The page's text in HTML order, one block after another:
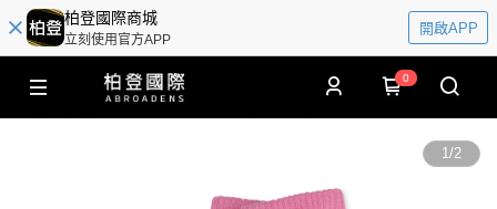
柏登國際商城
立刻使用官方APP
開啟APP
0
1/2